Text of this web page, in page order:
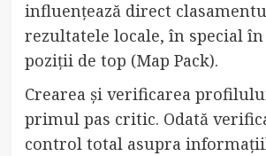
influențează direct
rezultatele locale, în special
poziții de top (Map Pack).
Crearea și verificarea
primul pas critic. Odată
control total asupra